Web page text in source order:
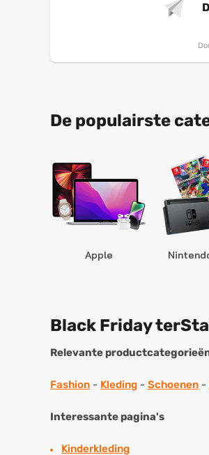
De populairste
Apple
Black Friday
Relevante
Fashion - Kleding - Schoenen -
Interessante pagina's
Kinderkleding